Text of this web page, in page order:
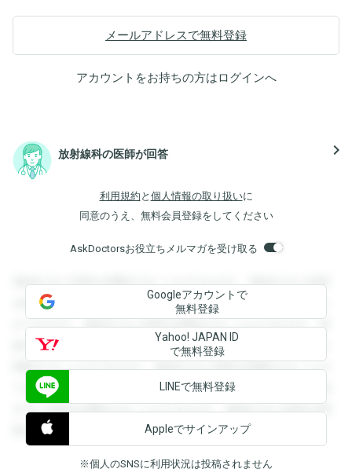
メールアドレスで無料登録
アカウントをお持ちの方はログインへ
放射線科の医師が回答 navigate_next
利用規約 と 個人情報の取り扱いに
同意のうえ、無料会員登録をしてください
AskDoctorsお役立ちメルマガを受け取る
登録すると回答を閲覧することができます。登録すると回答
を閲覧することができます。登録すると回答を閲覧すること
ができます。登録すると回答を閲覧することができます。登
録すると回答を閲覧することができます。登録すると回答を
閲覧することができます。登録すると回答を閲覧することが
できます。登録すると回答を閲覧することができます。登録
すると回答を閲覧することができます。登録すると回答を閲
覧することができます。
Googleアカウントで
無料登録
Yahoo! JAPAN ID
で無料登録
LINEで無料登録
Appleでサインアップ
※個人のSNSに利用状況は投稿されません